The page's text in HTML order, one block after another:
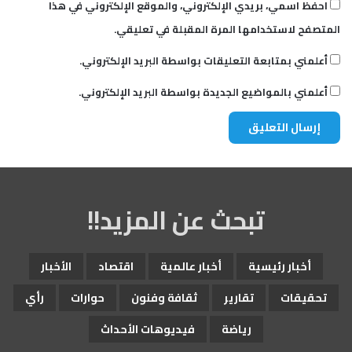
احفظ اسمي، بريدي الإلكتروني، والموقع الإلكتروني في هذا
المتصفح لاستخدامها المرة المقبلة في تعليقي.
أعلمني بمتابعة التعليقات بواسطة البريد الإلكتروني.
أعلمني بالمواضيع الجديدة بواسطة البريد الإلكتروني.
تبحث عن المزيد!!
أخبار رئيسية أخبار عالمية اقتصاد
الأخبار
تحقيقات
تقارير ثقافة وفنون حوارات
رأي
رياضة
فيديوهات الأحداث